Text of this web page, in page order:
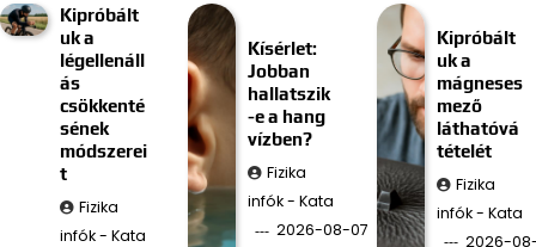
Kipróbált
uk a
légellenáll
ás
csökkenté
sének
módszerei
t
Fizika
infók - Kata
Kísérlet:
Jobban
hallatszik
-e a hang
vízben?
Fizika
infók - Kata
2026-08-07
Kipróbált
uk a
mágneses
mező
láthatóvá
tételét
Fizika
infók - Kata
2026-